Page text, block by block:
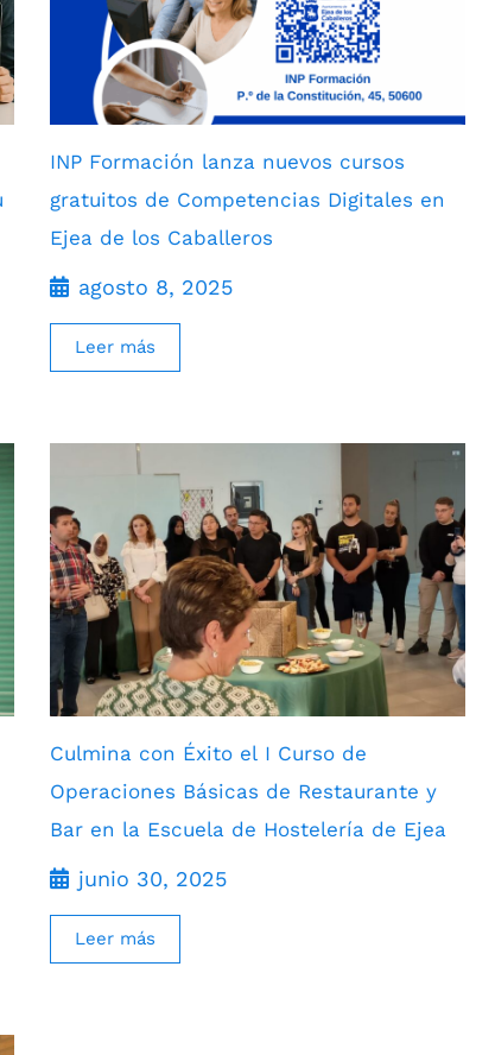
INP Formación lanza nuevos cursos
gratuitos de Competencias Digitales en
Ejea de los Caballeros
agosto 8, 2025
Leer más
Culmina con Éxito el I Curso de
Operaciones Básicas de Restaurante y
Bar en la Escuela de Hostelería de Ejea
junio 30, 2025
Leer más